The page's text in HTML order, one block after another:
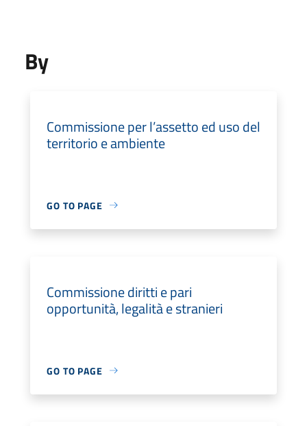
By
Commissione per l’assetto ed uso del
territorio e ambiente
GO TO PAGE
Commissione diritti e pari
opportunità, legalità e stranieri
GO TO PAGE